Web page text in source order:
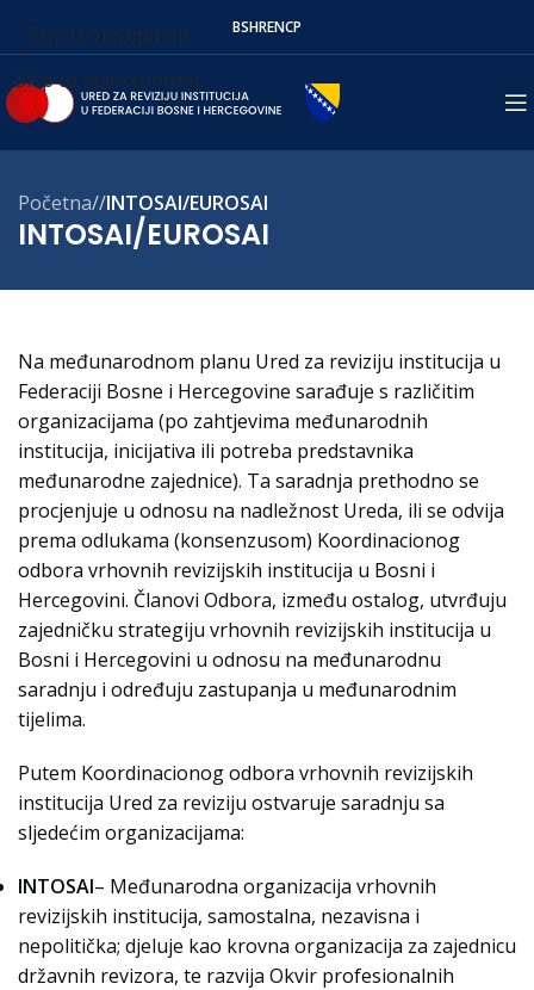
Skip to navigation
Skip to main content
BSHRENСР
INTOSAI/EUROSAI
Početna/ INTOSAI/EUROSAI
Na međunarodnom planu Ured za reviziju institucija u
Federaciji Bosne i Hercegovine sarađuje s različitim
organizacijama (po zahtjevima međunarodnih
institucija, inicijativa ili potreba predstavnika
međunarodne zajednice). Ta saradnja prethodno se
procjenjuje u odnosu na nadležnost Ureda, ili se odvija
prema odlukama (konsenzusom) Koordinacionog
odbora vrhovnih revizijskih institucija u Bosni i
Hercegovini. Članovi Odbora, između ostalog, utvrđuju
zajedničku strategiju vrhovnih revizijskih institucija u
Bosni i Hercegovini u odnosu na međunarodnu
saradnju i određuju zastupanja u međunarodnim
tijelima.
Putem Koordinacionog odbora vrhovnih revizijskih
institucija Ured za reviziju ostvaruje saradnju sa
sljedećim organizacijama:
INTOSAI– Međunarodna organizacija vrhovnih
revizijskih institucija, samostalna, nezavisna i
nepolitička; djeluje kao krovna organizacija za zajednicu
državnih revizora, te razvija Okvir profesionalnih